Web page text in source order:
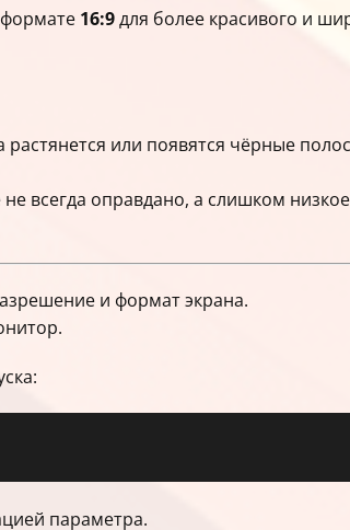
16:9для более красивого и
или появятся чёрные
всегда оправдано, а слишком
и формат экрана.
параметра.